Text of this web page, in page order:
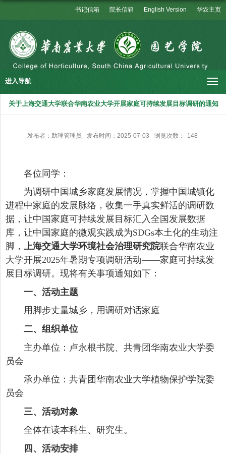
书记信箱 院长信箱 English Version 华农主页
进入导航
关于上海交通大学联合华南农业大学开展家庭可持续发展目标调研的通知
发布者：助理管理员 发布时间：2025-07-03 浏览次数： 148
各位同学：
为调研中国城乡家庭发展情况，掌握中国城镇化
进程中家庭的发展脉络，收集一手真实鲜活的调研数
据，让中国家庭可持续发展目标汇入全国发展数据
库，让中国家庭的微观实践成为SDGs本土化的生动注
脚， 上海交通大学环境社会治理研究院联合华南农业
大学开展2025年暑期专项调研活动——家庭可持续发
展目标调研。现将有关事项通知如下：
一、活动主题
用脚步丈量城乡，用调研对话家庭
二、组织单位
主办单位：卢永根书院、共青团华南农业大学委
员会
承办单位：共青团华南农业大学植物保护学院委
员会
三、活动对象
全体在读本科生、研究生。
四、活动安排